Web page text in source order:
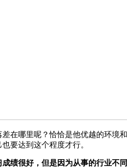
在哪里呢？恰恰是他优越的环境
要达到这个程度才行。
成绩很好，但是因为从事的行业不